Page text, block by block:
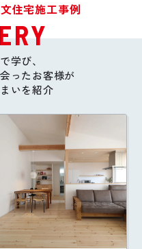
住宅施工事例
学び、
ったお客様が
いを紹介